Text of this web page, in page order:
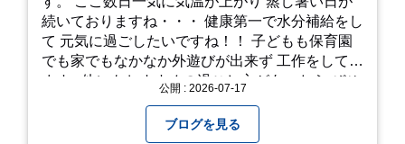
続いておりますね・・・ 健康第一で水分補給をし
て 元気に過ごしたいですね！！ 子どもも保育園
でも家でもなかなか外遊びが出来ず 工作をしてい
ます♪ 他にもおすすめの過ごし方があったら ぜひ
公開 : 2026-07-17
ブログを見る